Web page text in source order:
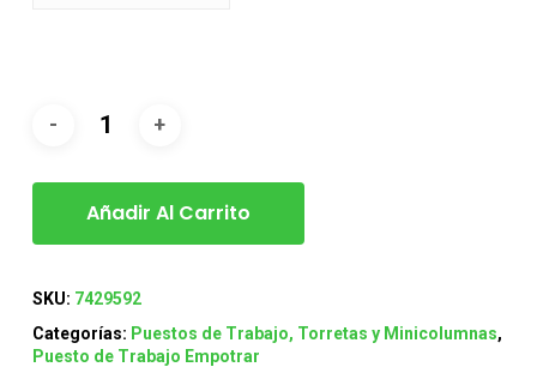
Añadir Al Carrito
SKU: 7429592
Categorías: Puestos de Trabajo, Torretas y Minicolumnas,
Puesto de Trabajo Empotrar